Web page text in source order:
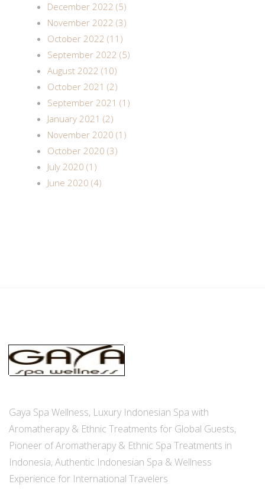
December 2022 (5)
November 2022 (3)
October 2022 (11)
September 2022 (5)
August 2022 (10)
October 2021 (2)
September 2021 (1)
January 2021 (2)
November 2020 (1)
October 2020 (3)
July 2020 (1)
June 2020 (4)
Gaya Spa Wellness, Luxury Indonesian Spa with
Aromatherapy & Ethnic Treatments for Global Guests,
Pioneer of Aromatherapy & Ethnic Spa Treatments in
Indonesia, Authentic Indonesian Spa & Wellness
Experience for International Travelers